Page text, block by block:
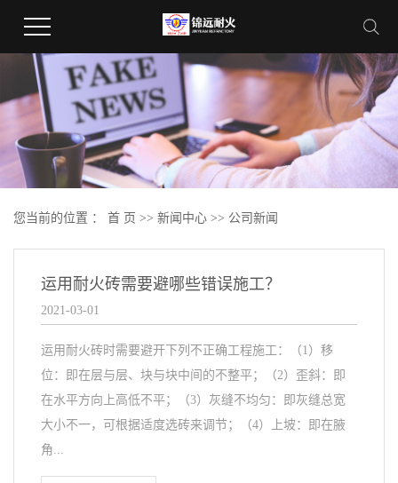
您当前的位置 ： 首 页 >> 新闻中心 >> 公司新闻
运用耐火砖需要避哪些错误施工？
2021-03-01
运用耐火砖时需要避开下列不正确工程施工：（1）移
位：即在层与层、块与块中间的不整平；（2）歪斜：即
在水平方向上高低不平；（3）灰缝不均匀：即灰缝总宽
大小不一，可根据适度选砖来调节；（4）上坡：即在腋
角...